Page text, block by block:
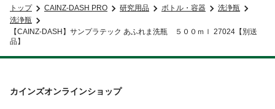
トップ CAINZ-DASH PRO 研究用品 ボトル・容器
洗浄瓶
洗浄瓶
【CAINZ-DASH】サンプラテック あふれま洗瓶 ５００ｍｌ 27024【別送
品】
カインズオンラインショップ